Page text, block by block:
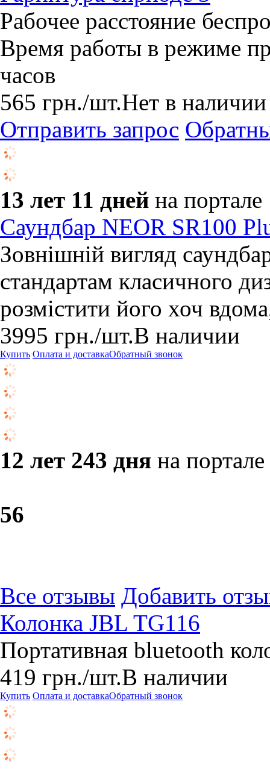
Рабочее расстояние
Время работы в режиме
часов
565 грн./шт.Нет в наличии
Отправить запрос
13 лет 11 дней на портале
Саундбар NEOR SR100
Зовнішній вигляд
стандартам класичного
розмістити його хоч
3995 грн./шт.В наличии
Купить Оплата и доставкаОбратный звонок
12 лет 243 дня на портале
56
Все отзывы Добавить
Колонка JBL TG116
Портативная bluetooth
419 грн./шт.В наличии
Купить Оплата и доставкаОбратный звонок